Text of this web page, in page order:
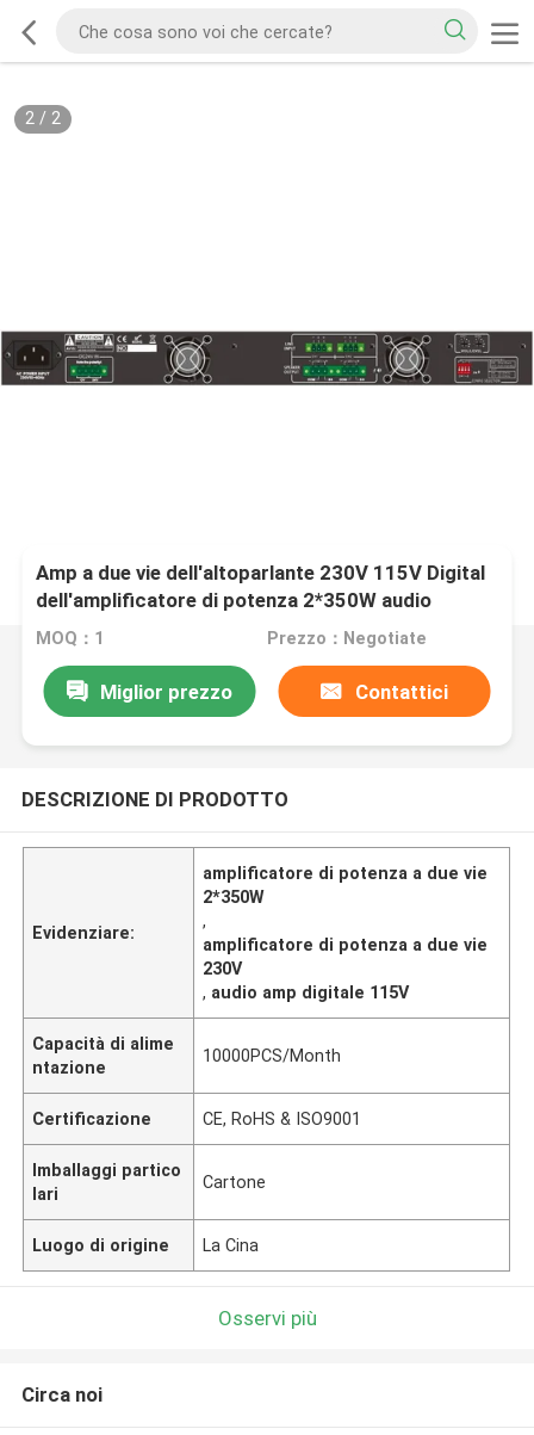
2/ 2
Amp a due vie dell'altoparlante 230V 115V Digital
dell'amplificatore di potenza 2*350W audio
MOQ：1 Prezzo：Negotiate
Miglior prezzo Contattici
DESCRIZIONE DI PRODOTTO
Evidenziare:
amplificatore di potenza a due vie
2*350W
,
amplificatore di potenza a due vie
230V
, audio amp digitale 115V
Capacità di alime
ntazione
10000PCS/Month
Certificazione CE, RoHS & ISO9001
Imballaggi partico
lari
Cartone
Luogo di origine La Cina
Osservi più
Circa noi